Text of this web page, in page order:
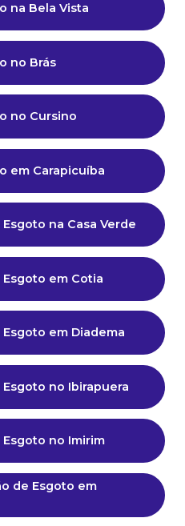
na Bela Vista
no Brás
no Cursino
em Carapicuíba
na Casa Verde
em Cotia
em Diadema
no Ibirapuera
no Imirim
de Esgoto em